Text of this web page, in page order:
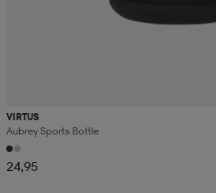
VIRTUS
Aubrey Sports Bottle
24,95